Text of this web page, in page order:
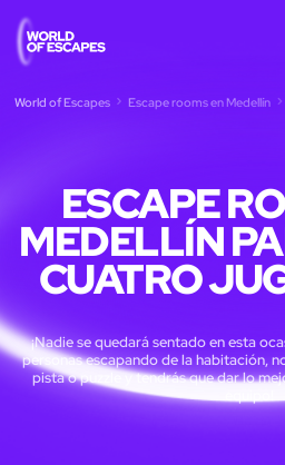
World of Escapes Escape rooms en Medellín
ESCAPE
MEDELLÍN
CUATRO
¡Nadie se quedará sentado en esta
personas escapando de la habitación,
pista o puzzle y tendrás que dar lo